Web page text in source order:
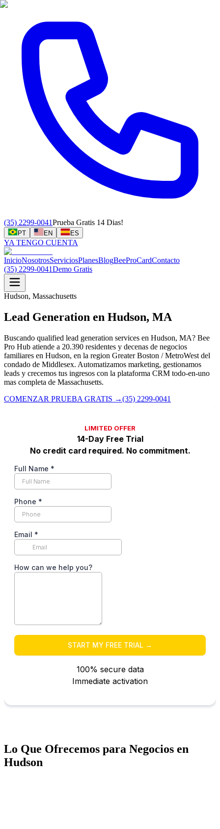
(35) 2299-0041Prueba Gratis 14 Dias!
PT EN ES
YA TENGO CUENTA
InicioNosotrosServiciosPlanesBlogBeeProCardContacto
(35) 2299-0041Demo Gratis
Hudson, Massachusetts
Lead Generation en Hudson, MA
Buscando qualified lead generation services en Hudson, MA? Bee
Pro Hub atiende a 20.390 residentes y decenas de negocios
familiares en Hudson, en la region Greater Boston / MetroWest del
condado de Middlesex. Automatizamos marketing, gestionamos
leads y crecemos tus ingresos con la plataforma CRM todo-en-uno
mas completa de Massachusetts.
COMENZAR PRUEBA GRATIS →(35) 2299-0041
Lo Que Ofrecemos para Negocios en
Hudson